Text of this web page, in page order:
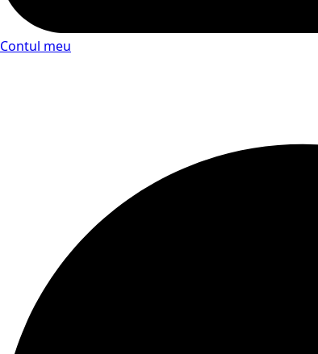
Contul meu